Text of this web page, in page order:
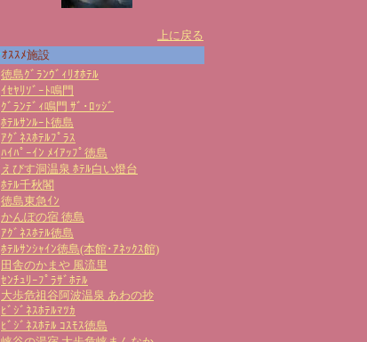
上に戻る
ｵｽｽﾒ施設
徳島ｸﾞﾗﾝｳﾞｨﾘｵﾎﾃﾙ
ｲｾﾔﾘｿﾞｰﾄ鳴門
ｸﾞﾗﾝﾃﾞｨ鳴門 ｻﾞ･ﾛｯｼﾞ
ﾎﾃﾙｻﾝﾙｰﾄ徳島
ｱｸﾞﾈｽﾎﾃﾙﾌﾟﾗｽ
ﾊｲﾊﾟｰｲﾝ ﾒｲｱｯﾌﾟ徳島
えびす洞温泉 ﾎﾃﾙ白い燈台
ﾎﾃﾙ千秋閣
徳島東急ｲﾝ
かんぽの宿 徳島
ｱｸﾞﾈｽﾎﾃﾙ徳島
ﾎﾃﾙｻﾝｼｬｲﾝ徳島(本館･ｱﾈｯｸｽ館)
田舎のかまや 風流里
ｾﾝﾁｭﾘｰﾌﾟﾗｻﾞﾎﾃﾙ
大歩危祖谷阿波温泉 あわの抄
ﾋﾞｼﾞﾈｽﾎﾃﾙﾏﾂｶ
ﾋﾞｼﾞﾈｽﾎﾃﾙ ｺｽﾓｽ徳島